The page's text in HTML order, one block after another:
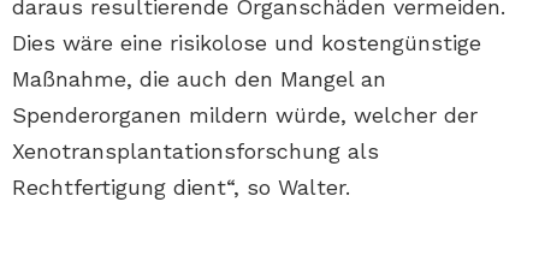
daraus resultierende Organschäden vermeiden.
Dies wäre eine risikolose und kostengünstige
Maßnahme, die auch den Mangel an
Spenderorganen mildern würde, welcher der
Xenotransplantationsforschung als
Rechtfertigung dient“, so Walter.